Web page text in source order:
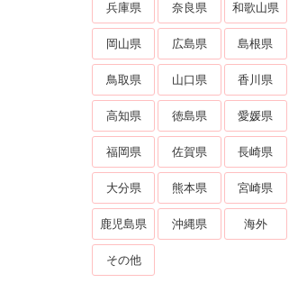
兵庫県 奈良県 和歌山県
岡山県 広島県 島根県
鳥取県 山口県 香川県
高知県 徳島県 愛媛県
福岡県 佐賀県 長崎県
大分県 熊本県 宮崎県
鹿児島県 沖縄県 海外
その他